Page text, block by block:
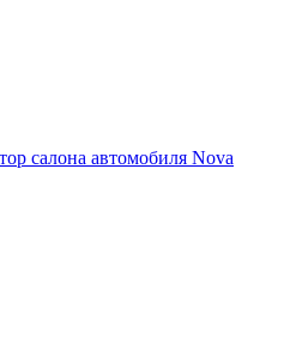
салона автомобиля Nova